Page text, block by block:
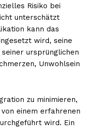
Risiko bei
unterschätzt
kann das
wird, seine
ursprünglichen
Unwohlsein
zu minimieren,
einem erfahrenen
wird. Ein